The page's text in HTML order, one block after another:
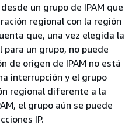
desde un grupo de IPAM que
regional con la región
que, una vez elegida la
un grupo, no puede
de origen de IPAM no está
interrupción y el grupo
regional diferente a la
el grupo aún se puede
IP.